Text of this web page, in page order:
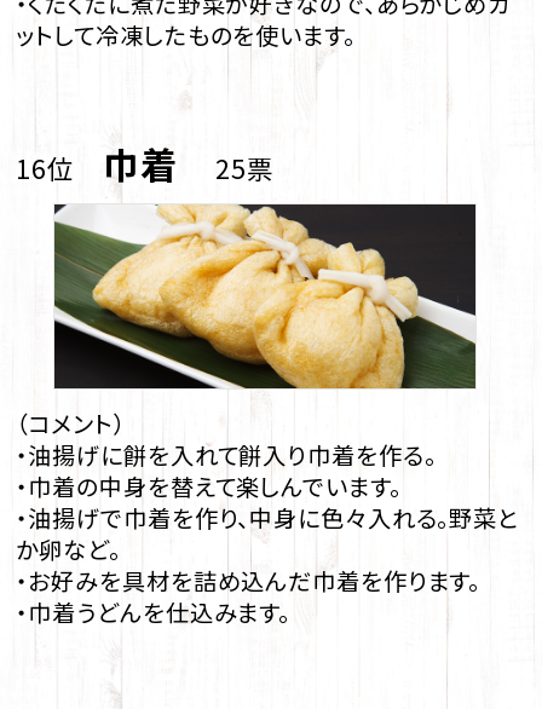
ットして冷凍したものを使います。
16位 巾着 25票
（コメント）
・油揚げに餅を入れて餅入り巾着を作る。
・巾着の中身を替えて楽しんでいます。
・油揚げで巾着を作り、中身に色々入れる。野菜と
か卵など。
・お好みを具材を詰め込んだ巾着を作ります。
・巾着うどんを仕込みます。